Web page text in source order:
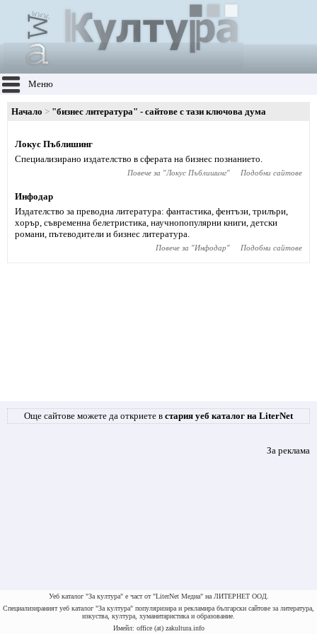
Меню
Начало "бизнес литература" - сайтове с тази ключова дума
Локус Пъблишинг
Специализирано издателство в сферата на бизнес познанието.
Повече за "Локус Пъблишинг" Подобни сайтове
Инфодар
Издателство за преводна литература: фантастика, фентъзи, трилъри,
хорър, съвременна белетристика, научнопопулярни книги, детски
романи, пътеводители и бизнес литература.
Повече за "Инфодар" Подобни сайтове
Още сайтове можете да откриете в стария уеб каталог на LiterNet
За реклама
Уеб каталог "За култура" е част от "LiterNet Медиа" на ЛИТЕРНЕТ ООД.
Специализираният уеб каталог "За култура" популяризира и рекламира български сайтове за литература,
изкуства, култура, хуманитаристика и образование.
Имейл: office (at) zakultura.info